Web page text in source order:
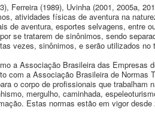
Ferreira (1989), Uvinha (2001, 2005a,
atividades físicas de aventura na
de aventura, esportes selvagens, entre
se tratarem de sinônimos, sendo
vezes, sinônimos, e serão utilizados
a Associação Brasileira das Empresas
com a Associação Brasileira de Normas
o corpo de profissionais que trabalham
mergulho, caminhada,
Estas normas estão em vigor